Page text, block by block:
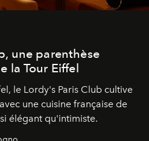
une parenthèse
la Tour Eiffel
le Lordy's Paris Club cultive
une cuisine française de
élégant qu'intimiste.